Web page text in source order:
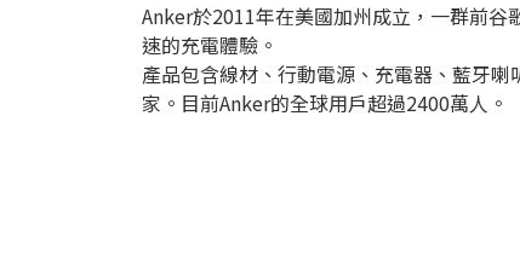
Anker於2011年在美國加州成立，一群前
速的充電體驗。
產品包含線材、行動電源、充電器、藍牙
家。目前Anker的全球用戶超過2400萬人。